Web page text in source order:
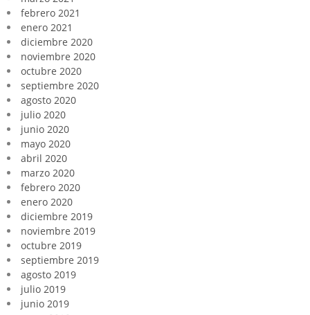
febrero 2021
enero 2021
diciembre 2020
noviembre 2020
octubre 2020
septiembre 2020
agosto 2020
julio 2020
junio 2020
mayo 2020
abril 2020
marzo 2020
febrero 2020
enero 2020
diciembre 2019
noviembre 2019
octubre 2019
septiembre 2019
agosto 2019
julio 2019
junio 2019